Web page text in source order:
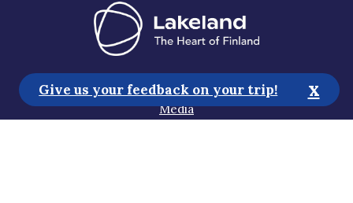
Tourist Information
Media
Give us your feedback on your trip! x